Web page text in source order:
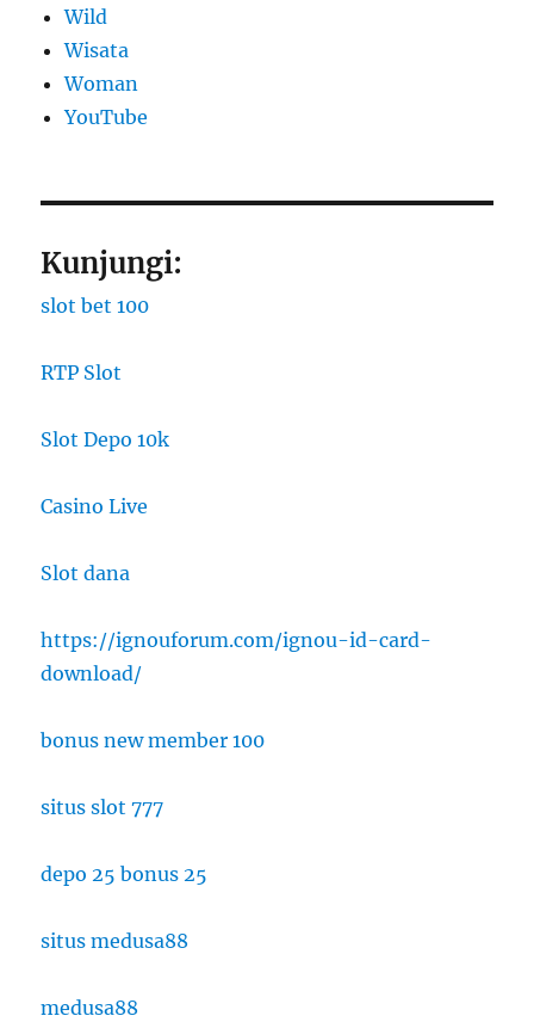
Wild
Wisata
Woman
YouTube
Kunjungi:
slot bet 100
RTP Slot
Slot Depo 10k
Casino Live
Slot dana
https://ignouforum.com/ignou-id-card-
download/
bonus new member 100
situs slot 777
depo 25 bonus 25
situs medusa88
medusa88